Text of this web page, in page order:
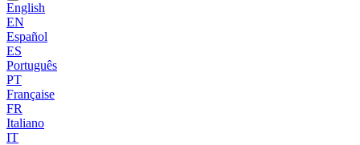
English
EN
Español
ES
Português
PT
Française
FR
Italiano
IT